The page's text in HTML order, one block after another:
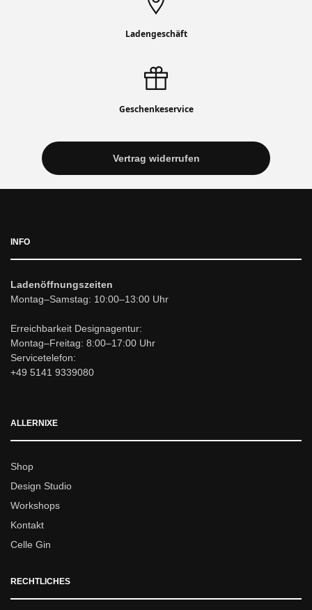
Ladengeschäft
Geschenkeservice
Vertrag widerrufen
INFO
Ladenöffnungszeiten
Montag–Samstag: 10:00–13:00 Uhr
Erreichbarkeit Designagentur:
Montag–Freitag: 8:00–17:00 Uhr
Servicetelefon:
+49 5141 9339080
ALLERNIXE
Shop
Design Studio
Workshops
Kontakt
Celle Gin
RECHTLICHES